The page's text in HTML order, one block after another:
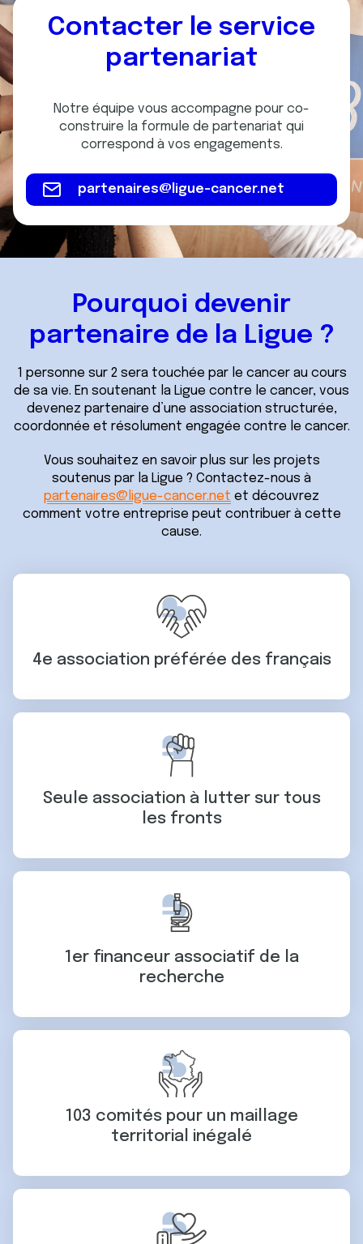
Contacter le service
partenariat
Notre équipe vous accompagne pour co-
construire la formule de partenariat qui
correspond à vos engagements.
partenaires@ligue-cancer.net
Pourquoi devenir
partenaire de la Ligue ?
1 personne sur 2 sera touchée par le cancer au cours
de sa vie. En soutenant la Ligue contre le cancer, vous
devenez partenaire d’une association structurée,
coordonnée et résolument engagée contre le cancer.
Vous souhaitez en savoir plus sur les projets
soutenus par la Ligue ? Contactez-nous à
partenaires@ligue-cancer.net et découvrez
comment votre entreprise peut contribuer à cette
cause.
4e association préférée des français
Seule association à lutter sur tous
les fronts
1er financeur associatif de la
recherche
103 comités pour un maillage
territorial inégalé